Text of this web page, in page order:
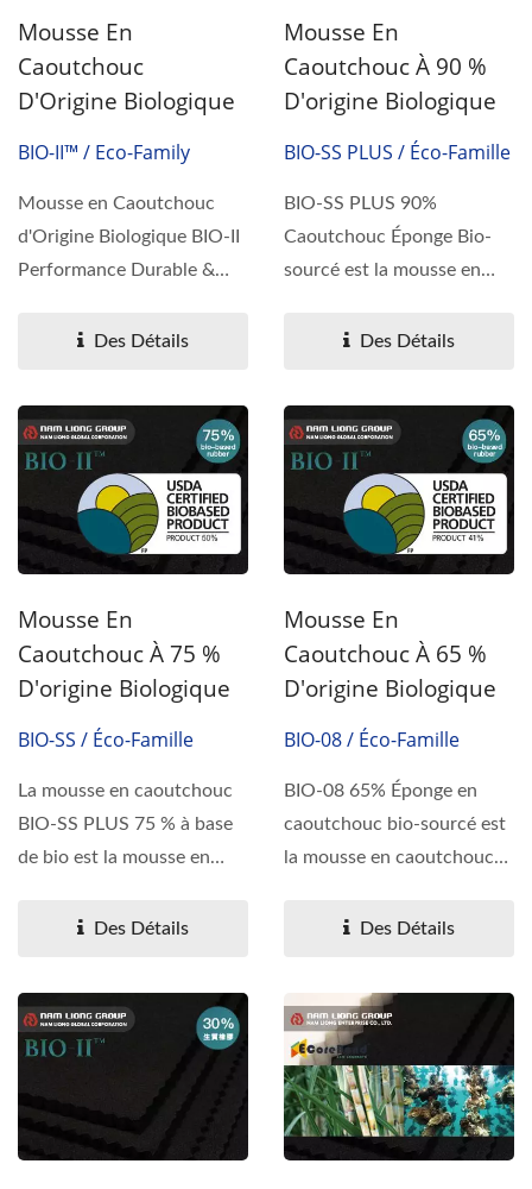
Mousse En
Caoutchouc
D'Origine Biologique
BIO-II™ / Eco-Family
Mousse en Caoutchouc
d'Origine Biologique BIO-II
Performance Durable &
Des Détails
Mousse En
Caoutchouc À 90 %
D'origine Biologique
BIO-SS PLUS / Éco-Famille
BIO-SS PLUS 90%
Caoutchouc Éponge Bio-
sourcé est la mousse en
certifiée...Des Détails
Mousse En
Caoutchouc À 75 %
D'origine Biologique
BIO-SS / Éco-Famille
La mousse en caoutchouc
BIO-SS PLUS 75 % à base
de bio est la mousse en
Des Détails
Mousse En
Caoutchouc À 65 %
D'origine Biologique
BIO-08 / Éco-Famille
BIO-08 65% Éponge en
caoutchouc bio-sourcé est
la mousse en caoutchouc
Des Détails